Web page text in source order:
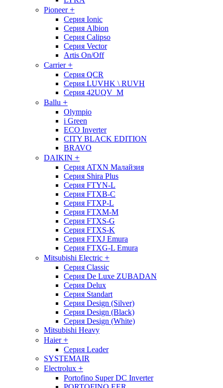
Pioneer+
Серия Ionic
Серия Albion
Серия Calipso
Серия Vector
Artis On/Off
Carrier+
Серия QCR
Серия LUVHK \ RUVH
Серия 42UQV_M
Ballu +
Olympio
i Green
ECO Inverter
CITY BLACK EDITION
BRAVO
DAIKIN +
Серия ATXN Малайзия
Серия Shira Plus
Серия FTYN-L
Серия FTXB-C
Серия FTXP-L
Серия FTXM-M
Серия FTXS-G
Серия FTXS-K
Серия FTXJ Emura
Серия FTXG-L Emura
Mitsubishi Electric +
Серия Classic
Серия De Luxe ZUBADAN
Серия Delux
Серия Standart
Серия Design (Silver)
Серия Design (Black)
Серия Design (White)
Mitsubishi Heavy
Haier+
Серия Leader
SYSTEMAIR
Electrolux +
Portofino Super DC Inverter